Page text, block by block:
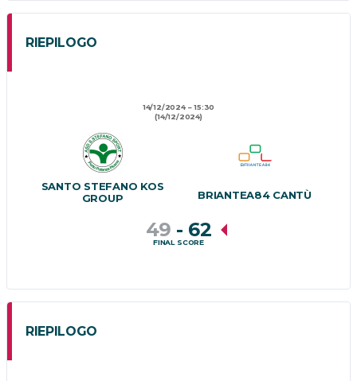
RIEPILOGO
14/12/2024
15:30
(14/12/2024)
SANTO STEFANO KOS
GROUP
BRIANTEA84 CANTÙ
49 - 62
FINAL SCORE
RIEPILOGO